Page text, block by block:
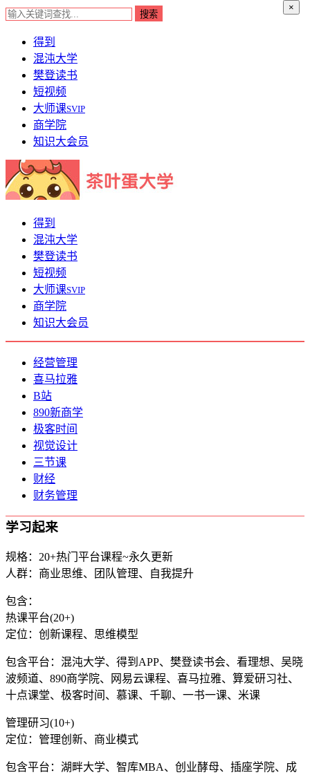
×
得到
混沌大学
樊登读书
短视频
大师课SVIP
商学院
知识大会员
得到
混沌大学
樊登读书
短视频
大师课SVIP
商学院
知识大会员
经营管理
喜马拉雅
B站
890新商学
极客时间
视觉设计
三节课
财经
财务管理
学习起来
规格：20+热门平台课程~永久更新
人群：商业思维、团队管理、自我提升
包含：
热课平台(20+)
定位：创新课程、思维模型
包含平台：混沌大学、得到APP、樊登读书会、看理想、吴晓
波频道、890商学院、网易云课程、喜马拉雅、算爱研习社、
十点课堂、极客时间、慕课、千聊、一书一课、米课
管理研习(10+)
定位：管理创新、商业模式
包含平台：湖畔大学、智库MBA、创业酵母、插座学院、成